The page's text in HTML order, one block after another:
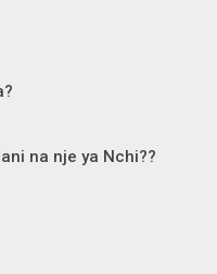
na nje ya Nchi??